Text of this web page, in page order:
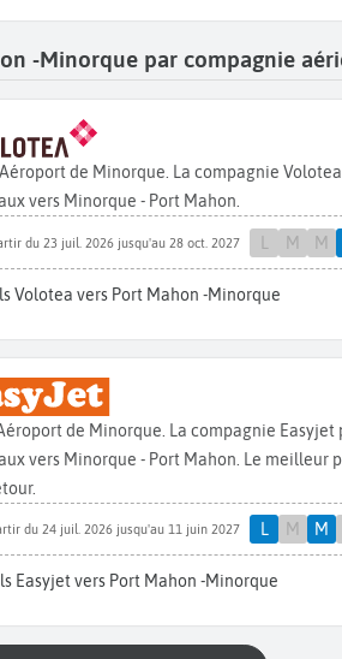
-Minorque par compagnie
de Minorque. La compagnie
vers Minorque - Port Mahon.
du 23 juil. 2026 jusqu'au 28 oct. 2027 M M
Volotea vers Port Mahon -Minorque
de Minorque. La compagnie Easyjet
vers Minorque - Port Mahon. Le meilleur
du 24 juil. 2026 jusqu'au 11 juin 2027 L M M
Easyjet vers Port Mahon -Minorque